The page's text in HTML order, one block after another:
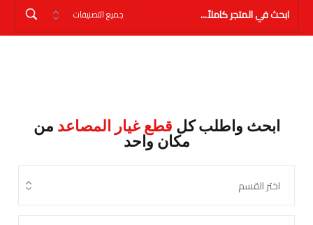
ابحث واطلب كل قطع غيار المصاعد من
مكان واحد